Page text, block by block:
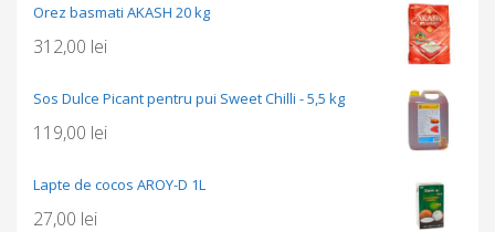
Orez basmati AKASH 20 kg
312,00 lei
Sos Dulce Picant pentru pui Sweet Chilli - 5,5 kg
119,00 lei
Lapte de cocos AROY-D 1L
27,00 lei